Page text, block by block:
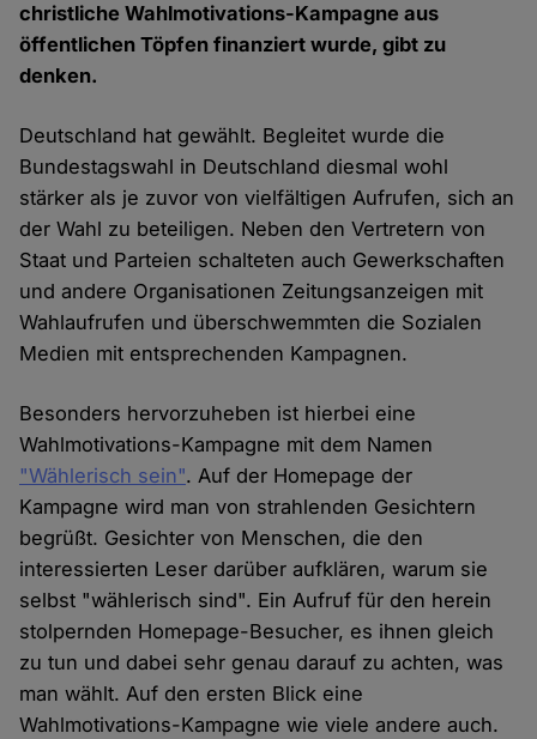
christliche Wahlmotivations-Kampagne aus
öffentlichen Töpfen finanziert wurde, gibt zu
denken.
Deutschland hat gewählt. Begleitet wurde die
Bundestagswahl in Deutschland diesmal wohl
stärker als je zuvor von vielfältigen Aufrufen, sich an
der Wahl zu beteiligen. Neben den Vertretern von
Staat und Parteien schalteten auch Gewerkschaften
und andere Organisationen Zeitungsanzeigen mit
Wahlaufrufen und überschwemmten die Sozialen
Medien mit entsprechenden Kampagnen.
Besonders hervorzuheben ist hierbei eine
Wahlmotivations-Kampagne mit dem Namen
"Wählerisch sein". Auf der Homepage der
Kampagne wird man von strahlenden Gesichtern
begrüßt. Gesichter von Menschen, die den
interessierten Leser darüber aufklären, warum sie
selbst "wählerisch sind". Ein Aufruf für den herein
stolpernden Homepage-Besucher, es ihnen gleich
zu tun und dabei sehr genau darauf zu achten, was
man wählt. Auf den ersten Blick eine
Wahlmotivations-Kampagne wie viele andere auch.